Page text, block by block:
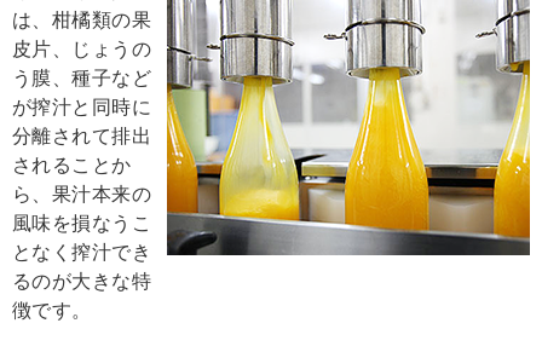
は、柑橘類の果
皮片、じょうの
う膜、種子など
が搾汁と同時に
分離されて排出
されることか
ら、果汁本来の
風味を損なうこ
となく搾汁でき
るのが大きな特
徴です。